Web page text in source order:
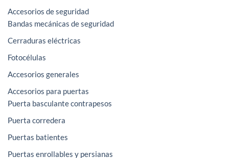
Accesorios de seguridad
Bandas mecánicas de seguridad
Cerraduras eléctricas
Fotocélulas
Accesorios generales
Accesorios para puertas
Puerta basculante contrapesos
Puerta corredera
Puertas batientes
Puertas enrollables y persianas